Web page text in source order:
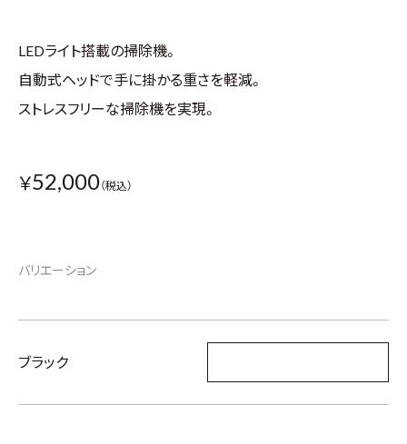
LEDライト搭載の掃除機。
自動式ヘッドで手に掛かる重さを軽減。
ストレスフリーな掃除機を実現。
￥52,000（税込）
バリエーション
ブラック